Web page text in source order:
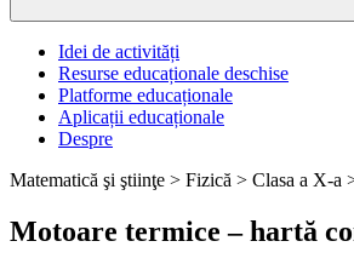
Idei de activități
Resurse educaționale deschise
Platforme educaționale
Aplicații educaționale
Despre
Matematică şi ştiinţe > Fizică > Clasa a X-a
Motoare termice – hartă